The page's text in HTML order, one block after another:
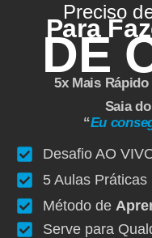
Preciso
Para
DE
5x Mais Rápido
Saia
“Eu
Desafio AO
5 Aulas
Método de
Serve para